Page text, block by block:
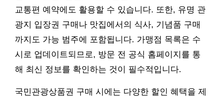
교통편 예약에도 활용할 수 있습니다. 또한, 유명 관
광지 입장권 구매나 맛집에서의 식사, 기념품 구매
까지도 가능 범주에 포함됩니다. 가맹점 목록은 수
시로 업데이트되므로, 방문 전 공식 홈페이지를 통
해 최신 정보를 확인하는 것이 필수적입니다.
국민관광상품권 구매 시에는 다양한 할인 혜택을 제